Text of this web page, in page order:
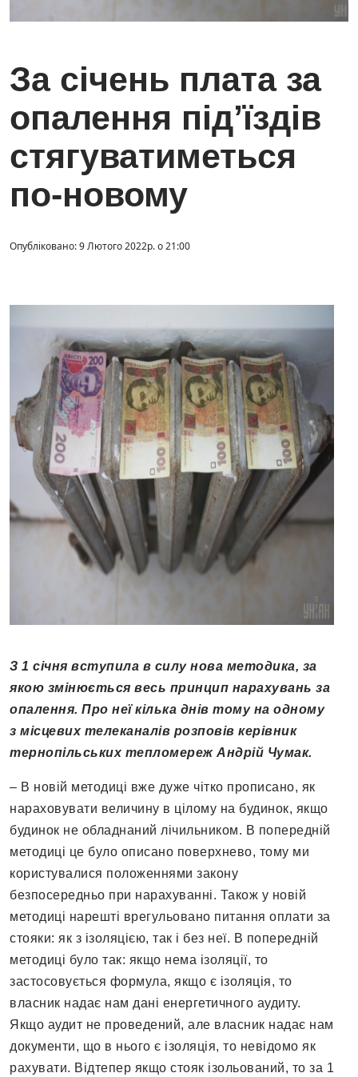
За січень плата за
опалення під’їздів
стягуватиметься
по-новому
Опубліковано: 9 Лютого 2022р. о 21:00
З 1 січня вступила в силу нова методика, за
якою змінюється весь принцип нарахувань за
опалення. Про неї кілька днів тому на одному
з місцевих телеканалів розповів керівник
тернопільських тепломереж Андрій Чумак.
– В новій методиці вже дуже чітко прописано, як
нараховувати величину в цілому на будинок, якщо
будинок не обладнаний лічильником. В попередній
методиці це було описано поверхнево, тому ми
користувалися положеннями закону
безпосередньо при нарахуванні. Також у новій
методиці нарешті врегульовано питання оплати за
стояки: як з ізоляцією, так і без неї. В попередній
методиці було так: якщо нема ізоляції, то
застосовується формула, якщо є ізоляція, то
власник надає нам дані енергетичного аудиту.
Якщо аудит не проведений, але власник надає нам
документи, що в нього є ізоляція, то невідомо як
рахувати. Відтепер якщо стояк ізольований, то за 1